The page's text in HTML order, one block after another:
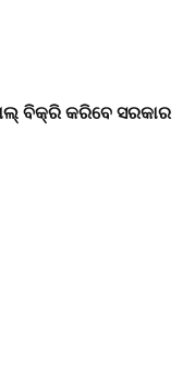
ବିକ୍ରି କରିବେ ସରକାର